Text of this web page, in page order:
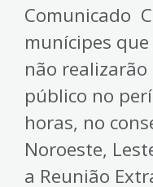
Comunicado
munícipes
não
público no
horas, no
Noroeste,
a Reunião